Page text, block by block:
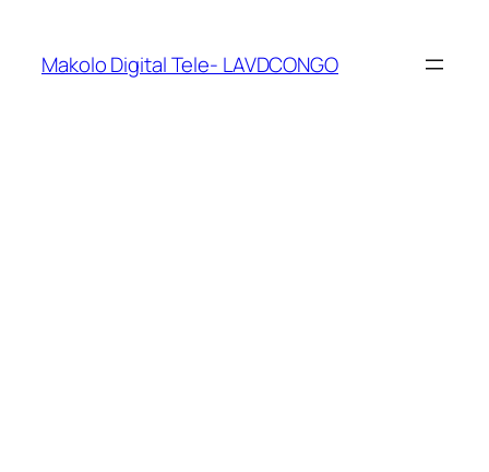
Makolo Digital Tele- LAVDCONGO